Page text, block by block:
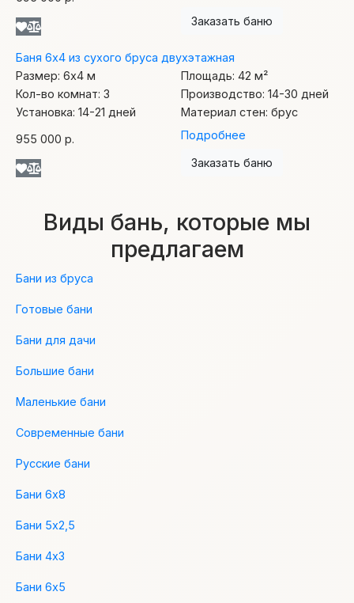
Заказать баню
Баня 6х4 из сухого бруса двухэтажная
Размер: 6х4 м Площадь: 42 м²
Кол-во комнат: 3 Производство: 14-30 дней
Установка: 14-21 дней Материал стен: брус
955 000 р.
Подробнее
Заказать баню
Виды бань, которые мы
предлагаем
Бани из бруса
Готовые бани
Бани для дачи
Большие бани
Маленькие бани
Современные бани
Русские бани
Бани 6х8
Бани 5х2,5
Бани 4х3
Бани 6х5